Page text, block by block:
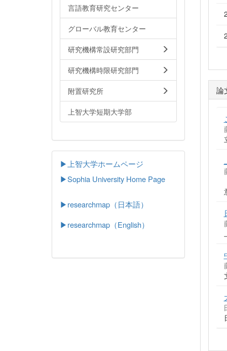
論
言語教育研究センター
グローバル教育センター
研究機構常設研究部門
研究機構時限研究部門
附置研究所
上智大学短期大学部
▶上智大学ホームページ
▶Sophia University Home Page
▶researchmap（日本語）
▶researchmap（English）